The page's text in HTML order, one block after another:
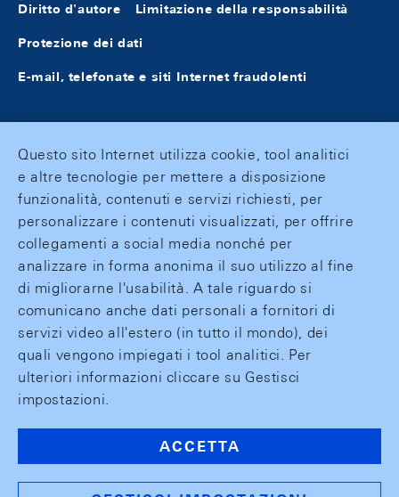
Diritto d'autore Limitazione della responsabilità
Protezione dei dati
E-mail, telefonate e siti Internet fraudolenti
Questo sito Internet utilizza cookie, tool analitici
e altre tecnologie per mettere a disposizione
funzionalità, contenuti e servizi richiesti, per
personalizzare i contenuti visualizzati, per offrire
collegamenti a social media nonché per
analizzare in forma anonima il suo utilizzo al fine
di migliorarne l'usabilità. A tale riguardo si
comunicano anche dati personali a fornitori di
servizi video all'estero (in tutto il mondo), dei
quali vengono impiegati i tool analitici. Per
ulteriori informazioni cliccare su Gestisci
impostazioni.
ACCETTA